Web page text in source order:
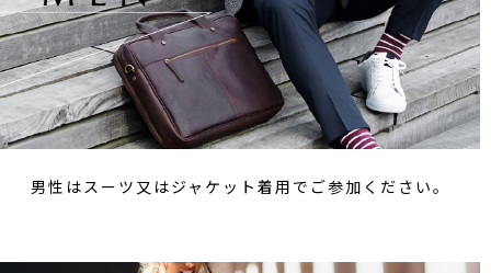
男性はスーツ又はジャケット着用でご参加ください。